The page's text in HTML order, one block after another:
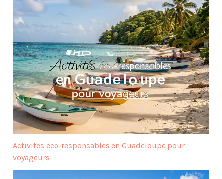
Activités éco-responsables en Guadeloupe pour
voyageurs